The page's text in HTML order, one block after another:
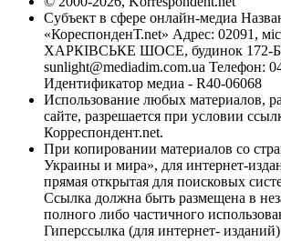
Субъект в сфере онлайн-медиа
«КореспонденТ.net» Адрес: 02091,
ХАРКІВСЬКЕ ШОСЕ, будинок 172-Б,
sunlight@mediadim.com.ua Телефон:
Идентификатор медиа - R40-06068
Использование любых материалов,
сайте, разрешается при условии
Корреспондент.net.
При копировании материалов со
Украины и мира», для интернет-
прямая открытая для поисковых
Ссылка должна быть размещена в
полного либо частичного
Гиперссылка (для интернет-